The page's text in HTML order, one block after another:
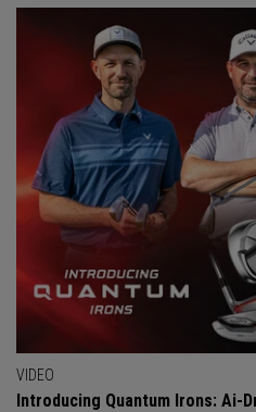
VIDEO
Introducing Quantum Irons: Ai-